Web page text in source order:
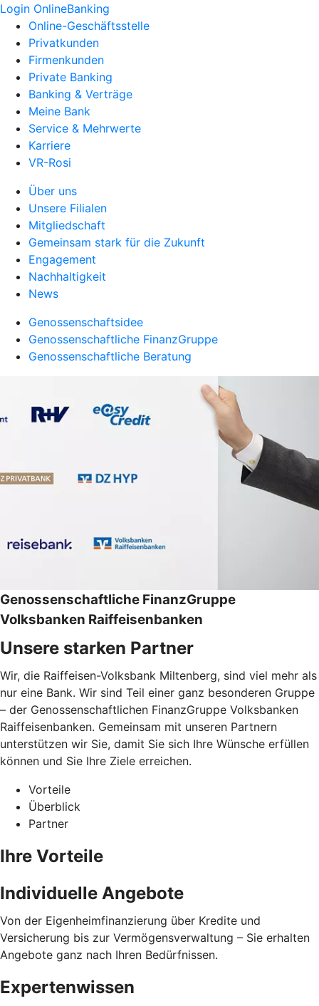
Login OnlineBanking
Online-Geschäftsstelle
Privatkunden
Firmenkunden
Private Banking
Banking & Verträge
Meine Bank
Service & Mehrwerte
Karriere
VR-Rosi
Über uns
Unsere Filialen
Mitgliedschaft
Gemeinsam stark für die Zukunft
Engagement
Nachhaltigkeit
News
Genossenschaftsidee
Genossenschaftliche FinanzGruppe
Genossenschaftliche Beratung
Genossenschaftliche FinanzGruppe
Volksbanken Raiffeisenbanken
Unsere starken Partner
Wir, die Raiffeisen-Volksbank Miltenberg, sind viel mehr als
nur eine Bank. Wir sind Teil einer ganz besonderen Gruppe
– der Genossenschaftlichen FinanzGruppe Volksbanken
Raiffeisenbanken. Gemeinsam mit unseren Partnern
unterstützen wir Sie, damit Sie sich Ihre Wünsche erfüllen
können und Sie Ihre Ziele erreichen.
Vorteile
Überblick
Partner
Ihre Vorteile
Individuelle Angebote
Von der Eigenheimfinanzierung über Kredite und
Versicherung bis zur Vermögensverwaltung – Sie erhalten
Angebote ganz nach Ihren Bedürfnissen.
Expertenwissen